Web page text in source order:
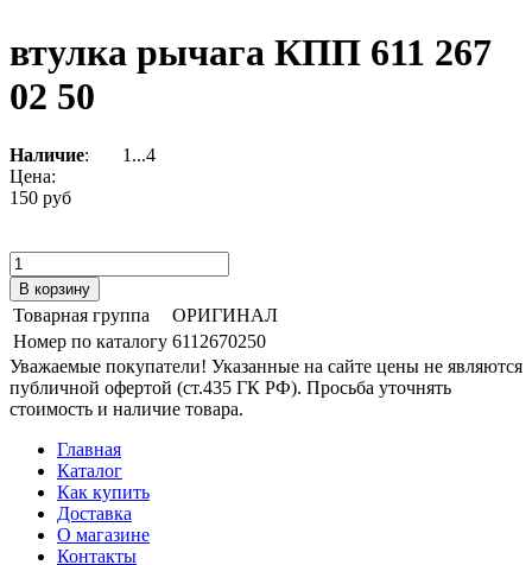
втулка рычага КПП 611 267
02 50
Наличие:
1...4
Цена:
150 руб
Товарная группа
ОРИГИНАЛ
Номер по каталогу 6112670250
Уважаемые покупатели! Указанные на сайте цены не являются
публичной офертой (ст.435 ГК РФ). Просьба уточнять
стоимость и наличие товара.
Главная
Каталог
Как купить
Доставка
О магазине
Контакты